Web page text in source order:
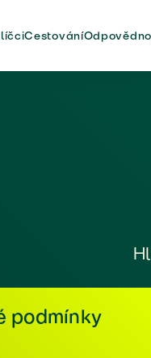
Cestování
podmínky